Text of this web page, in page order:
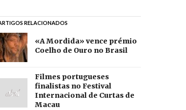
RELACIONADOS
«A Mordida» vence prémio
Coelho de Ouro no Brasil
Filmes portugueses
finalistas no Festival
Internacional de Curtas de
Macau